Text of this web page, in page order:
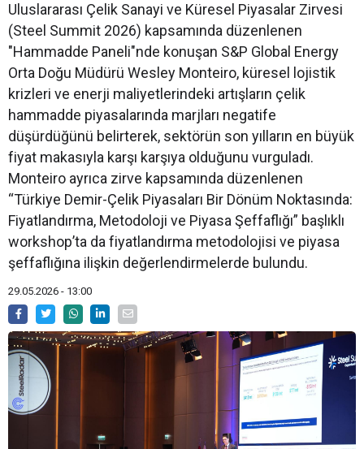
Uluslararası Çelik Sanayi ve Küresel Piyasalar Zirvesi
(Steel Summit 2026) kapsamında düzenlenen
"Hammadde Paneli"nde konuşan S&P Global Energy
Orta Doğu Müdürü Wesley Monteiro, küresel lojistik
krizleri ve enerji maliyetlerindeki artışların çelik
hammadde piyasalarında marjları negatife
düşürdüğünü belirterek, sektörün son yılların en büyük
fiyat makasıyla karşı karşıya olduğunu vurguladı.
Monteiro ayrıca zirve kapsamında düzenlenen
“Türkiye Demir-Çelik Piyasaları Bir Dönüm Noktasında:
Fiyatlandırma, Metodoloji ve Piyasa Şeffaflığı” başlıklı
workshop’ta da fiyatlandırma metodolojisi ve piyasa
şeffaflığına ilişkin değerlendirmelerde bulundu.
29.05.2026 - 13:00